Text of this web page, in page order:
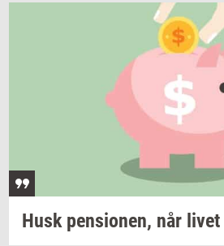
Husk pen­sio­nen, når livet